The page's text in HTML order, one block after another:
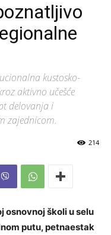
kustosko-
aktivno učešće
delovanja i
zajednicom.
214
osnovnoj školi u selu
putu, petnaestak